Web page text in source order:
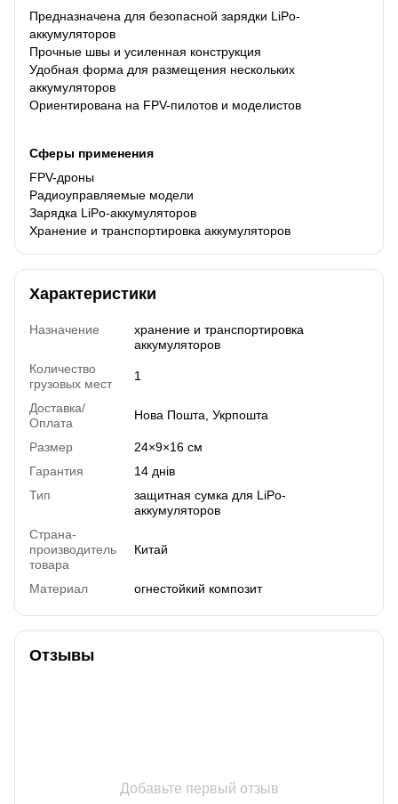
Предназначена для безопасной зарядки LiPo-
аккумуляторов
Прочные швы и усиленная конструкция
Удобная форма для размещения нескольких
аккумуляторов
Ориентирована на FPV-пилотов и моделистов
Сферы применения
FPV-дроны
Радиоуправляемые модели
Зарядка LiPo-аккумуляторов
Хранение и транспортировка аккумуляторов
Характеристики
Назначение
хранение и транспортировка
аккумуляторов
Количество
грузовых мест
1
Доставка/
Оплата
Нова Пошта, Укрпошта
Размер
24×9×16 см
Гарантия
14 днів
Тип
защитная сумка для LiPo-
аккумуляторов
Страна-
производитель
товара
Китай
Материал огнестойкий композит
Отзывы
Добавьте первый отзыв